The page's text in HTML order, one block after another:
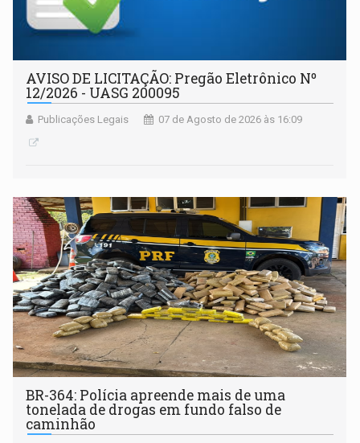
AVISO DE LICITAÇÃO: Pregão Eletrônico Nº
12/2026 - UASG 200095
Publicações Legais 07 de Agosto de 2026 às 16:09
BR-364: Polícia apreende mais de uma
tonelada de drogas em fundo falso de
caminhão